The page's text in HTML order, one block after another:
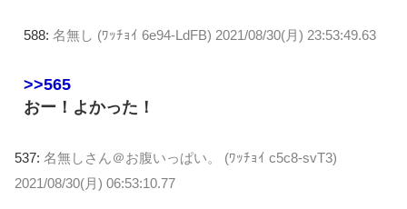
588: 名無し (ﾜｯﾁｮｲ 6e94-LdFB) 2021/08/30(月) 23:53:49.63
>>565
おー！よかった！
537: 名無しさん＠お腹いっぱい。 (ﾜｯﾁｮｲ c5c8-svT3)
2021/08/30(月) 06:53:10.77